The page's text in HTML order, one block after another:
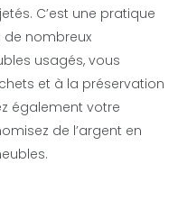
C’est une pratique
nombreux
usagés, vous
et à la préservation
également votre
de l’argent en